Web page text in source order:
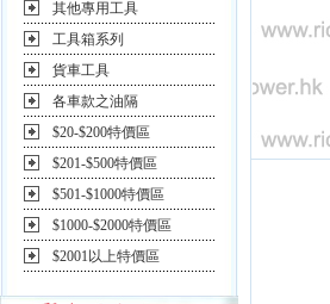
其他專用工具
工具箱系列
貨車工具
各車款之油隔
$20-$200特價區
$201-$500特價區
$501-$1000特價區
$1000-$2000特價區
$2001以上特價區